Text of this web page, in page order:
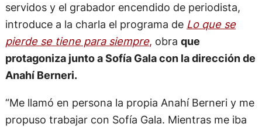
servidos y el grabador encendido de periodista,
introduce a la charla el programa de Lo que se
pierde se tiene para siempre, obra que
protagoniza junto a Sofía Gala con la dirección de
Anahí Berneri.
“Me llamó en persona la propia Anahí Berneri y me
propuso trabajar con Sofía Gala. Mientras me iba